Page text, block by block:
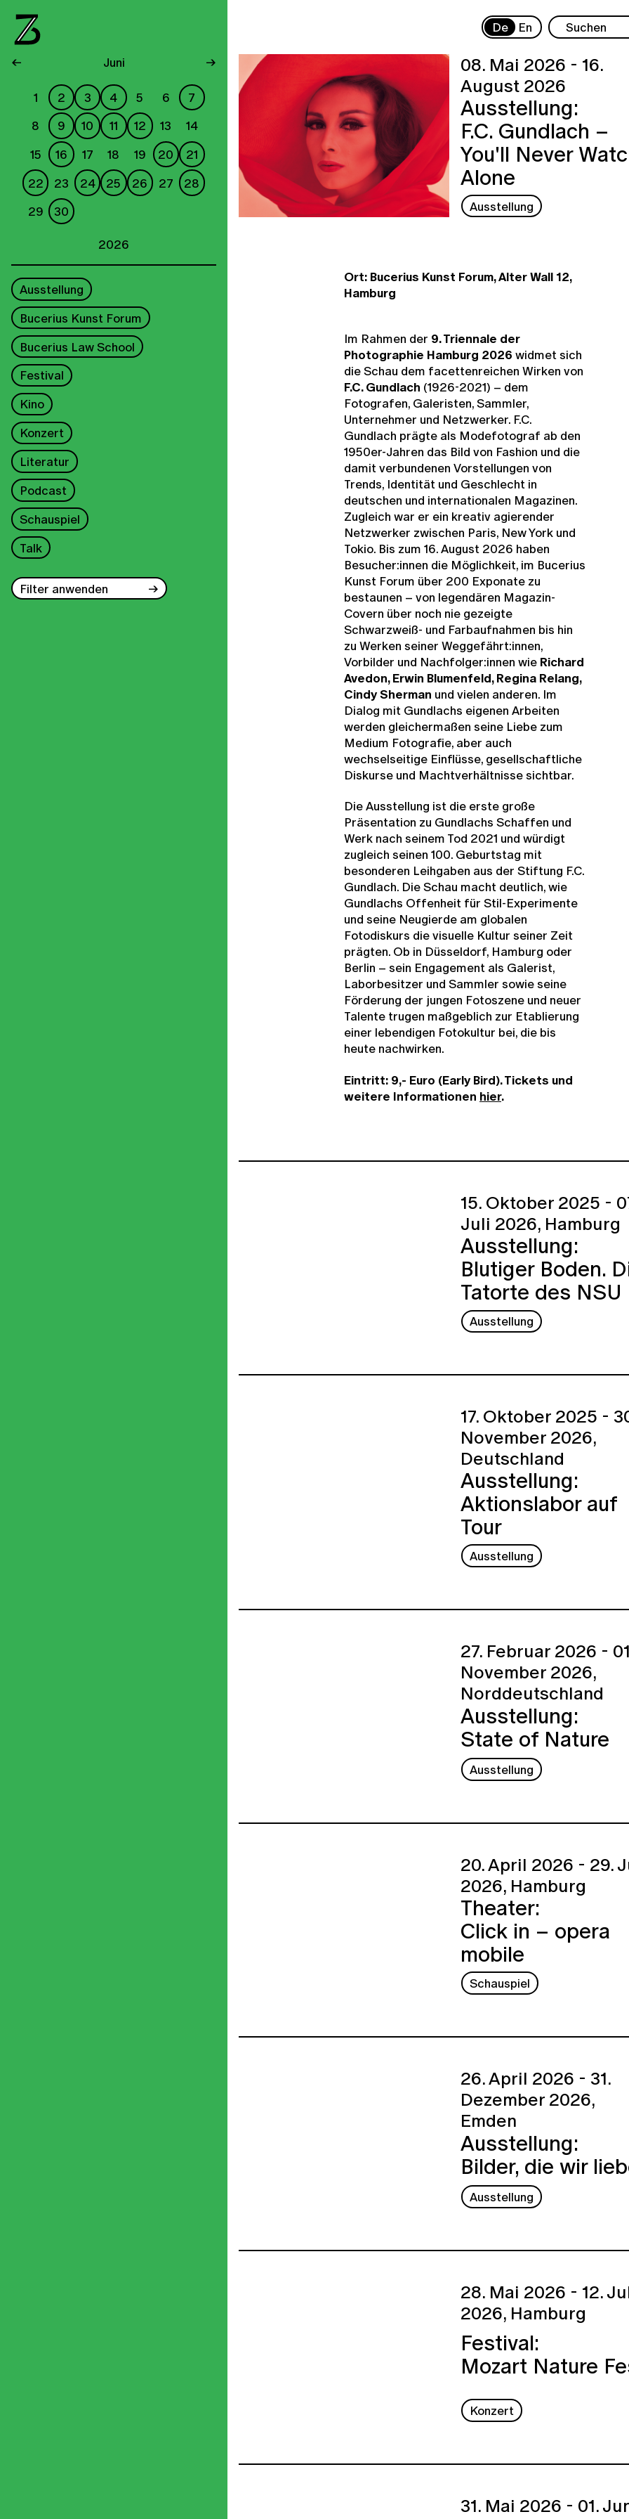
De
En
←
Juni →
1 2 3 4 5 6
7
8
9 10 11 12 13
14
15
16 17 18 19 20
21
22
23 24 25 26 27
28
29
30
2026
Ausstellung
Bucerius Kunst Forum
Bucerius Law School
Festival
Kino
Konzert
Literatur
Podcast
Schauspiel
Talk
Filter anwenden
08. Mai 2026 - 16.
August 2026
Ausstellung:
F.C. Gundlach –
You'll Never
Alone
Ausstellung
Ort: Bucerius Kunst Forum, Alter Wall 12,
Hamburg
Im Rahmen der 9. Triennale der
Photographie Hamburg 2026 widmet sich
die Schau dem facettenreichen Wirken von
F.C. Gundlach (1926-2021) – dem
Fotografen, Galeristen, Sammler,
Unternehmer und Netzwerker. F.C.
Gundlach prägte als Modefotograf ab den
1950er-Jahren das Bild von Fashion und die
damit verbundenen Vorstellungen von
Trends, Identität und Geschlecht in
deutschen und internationalen Magazinen.
Zugleich war er ein kreativ agierender
Netzwerker zwischen Paris, New York und
Tokio. Bis zum 16. August 2026 haben
Besucher:innen die Möglichkeit, im Bucerius
Kunst Forum über 200 Exponate zu
bestaunen – von legendären Magazin-
Covern über noch nie gezeigte
Schwarzweiß- und Farbaufnahmen bis hin
zu Werken seiner Weggefährt:innen,
Vorbilder und Nachfolger:innen wie Richard
Avedon, Erwin Blumenfeld, Regina Relang,
Cindy Sherman und vielen anderen. Im
Dialog mit Gundlachs eigenen Arbeiten
werden gleichermaßen seine Liebe zum
Medium Fotografie, aber auch
wechselseitige Einflüsse, gesellschaftliche
Diskurse und Machtverhältnisse sichtbar.
Die Ausstellung ist die erste große
Präsentation zu Gundlachs Schaffen und
Werk nach seinem Tod 2021 und würdigt
zugleich seinen 100. Geburtstag mit
besonderen Leihgaben aus der Stiftung F.C.
Gundlach. Die Schau macht deutlich, wie
Gundlachs Offenheit für Stil-Experimente
und seine Neugierde am globalen
Fotodiskurs die visuelle Kultur seiner Zeit
prägten. Ob in Düsseldorf, Hamburg oder
Berlin – sein Engagement als Galerist,
Laborbesitzer und Sammler sowie seine
Förderung der jungen Fotoszene und neuer
Talente trugen maßgeblich zur Etablierung
einer lebendigen Fotokultur bei, die bis
heute nachwirken.
Eintritt: 9,- Euro (Early Bird). Tickets und
weitere Informationen hier.
15. Oktober 2025 -
Juli 2026, Hamburg
Ausstellung:
Blutiger Boden.
Tatorte des NSU
Ausstellung
17. Oktober 2025 -
November 2026,
Deutschland
Ausstellung:
Aktionslabor auf
Tour
Ausstellung
27. Februar 2026 -
November 2026,
Norddeutschland
Ausstellung:
State of Nature
Ausstellung
20. April 2026 - 29.
2026, Hamburg
Theater:
Click in – opera
mobile
Schauspiel
26. April 2026 - 31.
Dezember 2026,
Emden
Ausstellung:
Bilder, die wir
Ausstellung
28. Mai 2026 - 12.
2026, Hamburg
Festival:
Mozart Nature
Konzert
31. Mai 2026 - 01.